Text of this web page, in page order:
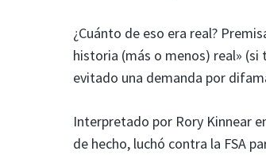
¿Cuánto de eso era real?
historia (más o menos) real»
evitado una demanda por
Interpretado por Rory Kinnear
de hecho, luchó contra la FSA